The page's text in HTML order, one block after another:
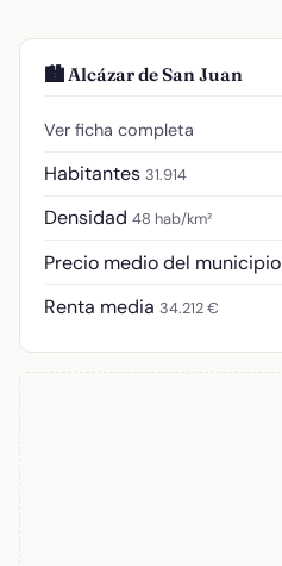
🏙️ Alcázar de San Juan
Ver ficha completa
Habitantes 31.914
Densidad 48 hab/km²
Precio medio del municipio
Renta media 34.212 €